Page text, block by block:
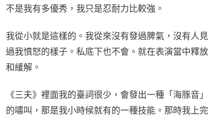
不是我有多優秀，我只是忍耐力比較強。
我從小就是這樣的。我從來沒有發過脾氣，沒有人見
過我憤怒的樣子。私底下也不會。就在表演當中釋放
和緩解。
《三夫》裡面我的臺詞很少，會發出一種「海豚音」
的嘯叫，那是我小時候就有的一種技能。那時我上完